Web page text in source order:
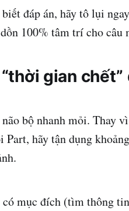
đáp án, hãy tô lụi
100% tâm trí cho câu
gian
bộ nhanh mỏi. Thay
hãy tận dụng
mục đích (tìm thông